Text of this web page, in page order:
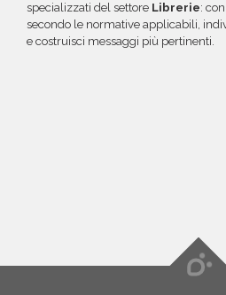
specializzati del settore Librerie:
secondo le normative applicabili,
e costruisci messaggi più pertinenti.